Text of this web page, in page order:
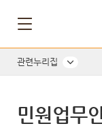
관련누리집
민원업무